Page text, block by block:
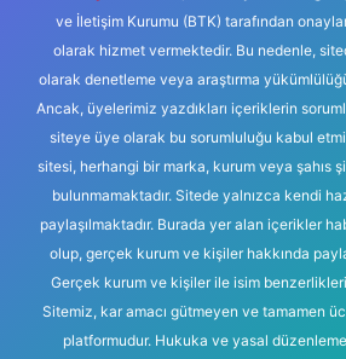
ve İletişim Kurumu (BTK) tarafından
olarak hizmet vermektedir. Bu nedenle,
olarak denetleme veya araştırma
Ancak, üyelerimiz yazdıkları içeriklerin
siteye üye olarak bu sorumluluğu kabul
sitesi, herhangi bir marka, kurum veya şahıs
bulunmamaktadır. Sitede yalnızca kendi
paylaşılmaktadır. Burada yer alan içerikler
olup, gerçek kurum ve kişiler hakkında
Gerçek kurum ve kişiler ile isim
Sitemiz, kar amacı gütmeyen ve tamamen
platformudur. Hukuka ve yasal